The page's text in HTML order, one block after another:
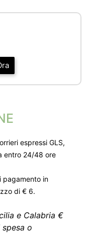
espressi GLS,
entro 24/48 ore
pagamento in
di € 6.
e Calabria €
o